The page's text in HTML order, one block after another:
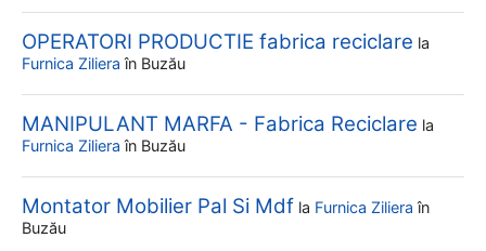
OPERATORI PRODUCTIE fabrica reciclare la
Furnica Ziliera în Buzău
MANIPULANT MARFA - Fabrica Reciclare la
Furnica Ziliera în Buzău
Montator Mobilier Pal Si Mdf la Furnica Ziliera în
Buzău